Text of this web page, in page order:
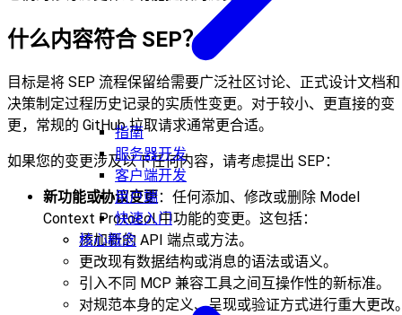
指南
服务器开发
客户端开发
用户端
快速入门
核心概念
什么内容符合 SEP？
目标是将 SEP 流程保留给需要广泛社区讨论、正式设计文档和
决策制定过程历史记录的实质性变更。对于较小、更直接的变
更，常规的 GitHub 拉取请求通常更合适。
如果您的变更涉及以下任何内容，请考虑提出 SEP：
新功能或协议变更：任何添加、修改或删除 Model
Context Protocol 中功能的变更。这包括：
添加新的 API 端点或方法。
更改现有数据结构或消息的语法或语义。
引入不同 MCP 兼容工具之间互操作性的新标准。
对规范本身的定义、呈现或验证方式进行重大更改